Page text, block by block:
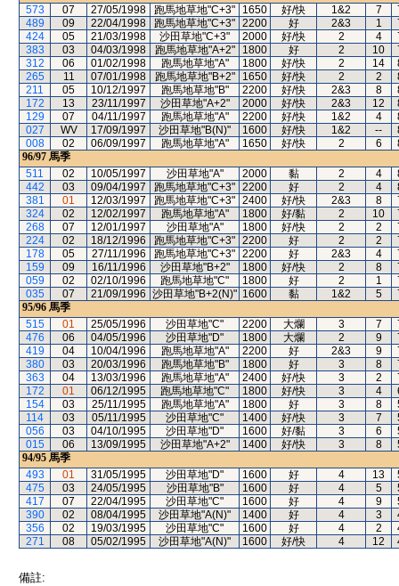
573
07 27/05/1998 跑馬地草地"C+3" 1650 好/快 1&2 7
489
09 22/04/1998 跑馬地草地"C+3" 2200 好 2&3 1
424
05 21/03/1998 沙田草地"C+3" 2000 好/快 2 4
383
03 04/03/1998 跑馬地草地"A+2" 1800 好 2 10
312
06 01/02/1998 跑馬地草地"A" 1800 好/快 2 14
265
11 07/01/1998 跑馬地草地"B+2" 1650 好/快 2 2
211
05 10/12/1997 跑馬地草地"B" 2200 好/快 2&3 8
172
13 23/11/1997 沙田草地"A+2" 2000 好/快 2&3 12
129
07 04/11/1997 跑馬地草地"A" 2200 好/快 1&2 4
027
WV 17/09/1997 沙田草地"B(N)" 1600 好/快 1&2 --
008
02 06/09/1997 跑馬地草地"A" 1650 好/快 2 6
96/97 馬季
511
02 10/05/1997 沙田草地"A" 2000 黏 2 4
442
03 09/04/1997 跑馬地草地"C+3" 2200 好 2 4
381
01 12/03/1997 跑馬地草地"C+3" 2400 好/快 2&3 8
324
02 12/02/1997 跑馬地草地"A" 1800 好/黏 2 10
268
07 12/01/1997 沙田草地"A" 1800 好/快 2 2
224
02 18/12/1996 跑馬地草地"C+3" 2200 好 2 2
178
05 27/11/1996 跑馬地草地"C+3" 2200 好 2&3 4
159
09 16/11/1996 沙田草地"B+2" 1800 好/快 2 8
059
02 02/10/1996 跑馬地草地"C" 1800 好 2 1
035
07 21/09/1996 沙田草地"B+2(N)" 1600 黏 1&2 5
95/96 馬季
515
01 25/05/1996 沙田草地"C" 2200 大爛 3 7
476
06 04/05/1996 沙田草地"D" 1800 大爛 2 9
419
04 10/04/1996 跑馬地草地"A" 2200 好 2&3 9
380
03 20/03/1996 跑馬地草地"B" 1800 好 3 8
363
04 13/03/1996 跑馬地草地"A" 2400 好/快 3 2
172
01 06/12/1995 跑馬地草地"C" 1800 好/快 3 4
154
03 25/11/1995 跑馬地草地"A" 1800 好 3 8
114
03 05/11/1995 沙田草地"C" 1400 好/快 3 7
056
03 04/10/1995 沙田草地"D" 1600 好/黏 3 6
015
06 13/09/1995 沙田草地"A+2" 1400 好/快 3 8
94/95 馬季
493
01 31/05/1995 沙田草地"D" 1600 好 4 13
475
03 24/05/1995 沙田草地"B" 1600 好 4 5
417
07 22/04/1995 沙田草地"C" 1600 好 4 9
390
02 08/04/1995 沙田草地"A(N)" 1400 好 4 3
356
02 19/03/1995 沙田草地"C" 1600 好 4 2
271
08 05/02/1995 沙田草地"A(N)" 1600 好/快 4 12
備註: